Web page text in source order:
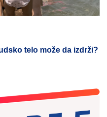
telo može da izdrži?